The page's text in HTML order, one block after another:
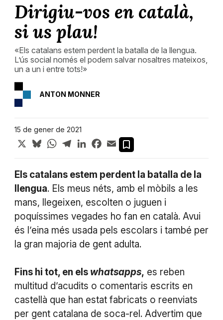
Dirigiu-vos en català,
si us plau!
«Els catalans estem perdent la batalla de la llengua.
L’ús social només el podem salvar nosaltres mateixos,
un a un i entre tots!»
ANTON MONNER
15 de gener de 2021
X BlueskyWhatsApp
TelegramLinkedInFacebook
Email
Els catalans estem perdent la batalla de la
llengua. Els meus néts, amb el mòbils a les
mans, llegeixen, escolten o juguen i
poquíssimes vegades ho fan en català. Avui
és l’eina més usada pels escolars i també per
la gran majoria de gent adulta.
Fins hi tot, en els whatsapps, es reben
multitud d’acudits o comentaris escrits en
castellà que han estat fabricats o reenviats
per gent catalana de soca-rel. Advertim que